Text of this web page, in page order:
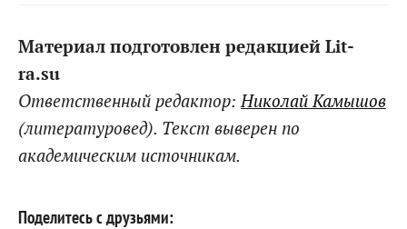
Материал подготовлен редакцией Lit-
ra.su
Ответственный редактор: Николай Камышов
(литературовед). Текст выверен по
академическим источникам.
Поделитесь с друзьями: